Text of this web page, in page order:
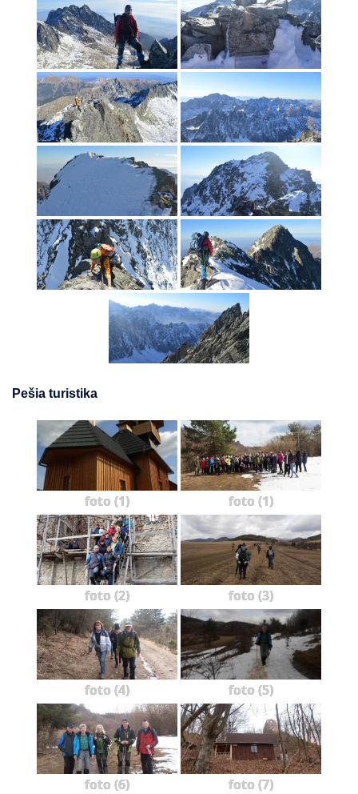
Pešia turistika
foto (1) foto (1)
foto (2) foto (3)
foto (4) foto (5)
foto (6) foto (7)